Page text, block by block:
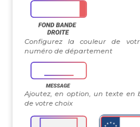
Configurez la couleur de
numéro de département
Ajoutez, en option, un texte en
de votre choix